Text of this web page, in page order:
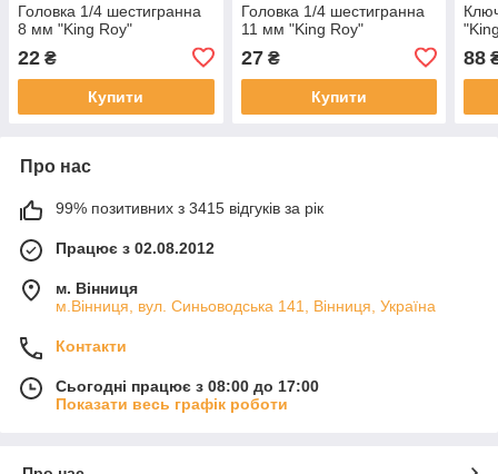
Головка 1/4 шестигранна
8 мм "King Roy"
22 ₴
Купити
Головка 1/4 шестигранна
11 мм "King Roy"
27₴
Купити
88
Про нас
99% позитивних з 3415 відгуків за рік
Працює з 02.08.2012
м. Вінниця
м.Вінниця, вул. Синьоводська 141, Вінниця, Україна
Контакти
Сьогодні працює з 08:00 до 17:00
Показати весь графік роботи